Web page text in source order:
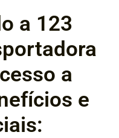
a 123
a
e